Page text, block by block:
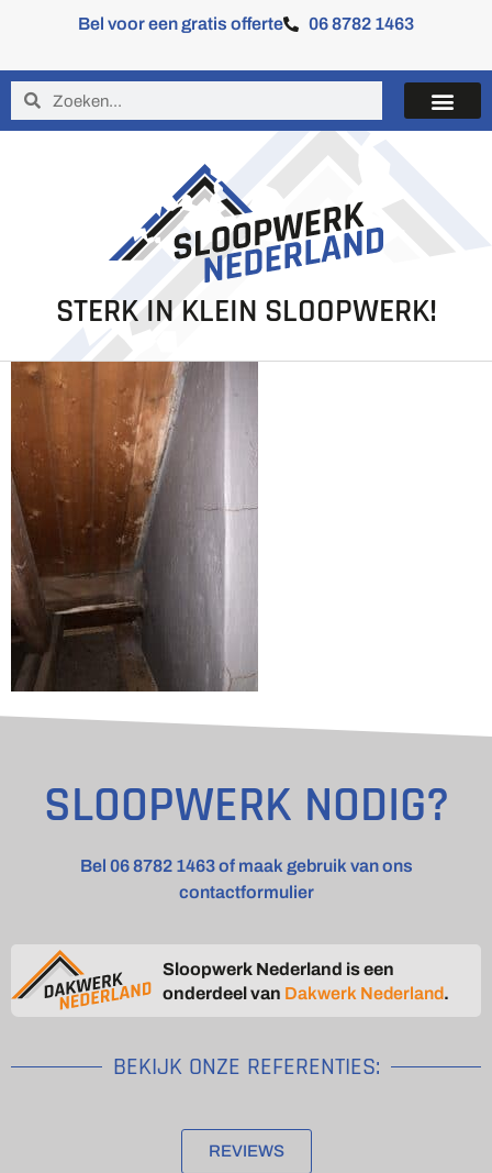
Bel voor een gratis offerte 06 8782 1463
STERK IN KLEIN SLOOPWERK!
SLOOPWERK NODIG?
Bel 06 8782 1463 of maak gebruik van ons
contactformulier
Sloopwerk Nederland is een
onderdeel van Dakwerk Nederland.
BEKIJK ONZE REFERENTIES:
REVIEWS